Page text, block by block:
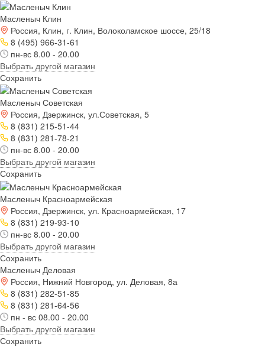
Масленыч Клин
Россия, Клин, г. Клин, Волоколамское шоссе, 25/18
8 (495) 966-31-61
пн-вс 8.00 - 20.00
Выбрать другой магазин
Сохранить
Масленыч Советская
Россия, Дзержинск, ул.Советская, 5
8 (831) 215-51-44
8 (831) 281-78-21
пн-вс 8.00 - 20.00
Выбрать другой магазин
Сохранить
Масленыч Красноармейская
Россия, Дзержинск, ул. Красноармейская, 17
8 (831) 219-93-10
пн-вс 8.00 - 20.00
Выбрать другой магазин
Сохранить
Масленыч Деловая
Россия, Нижний Новгород, ул. Деловая, 8а
8 (831) 282-51-85
8 (831) 281-64-56
пн - вс 08.00 - 20.00
Выбрать другой магазин
Сохранить